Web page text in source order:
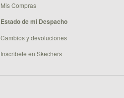
Mis Compras
Estado de mi Despacho
Cambios y devoluciones
Inscribete en Skechers